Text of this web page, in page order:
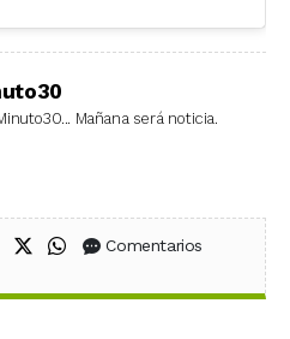
Mañana será noticia.
en Facebook
Compartir en X (Twitter)
Compartir en WhatsApp
Comentarios